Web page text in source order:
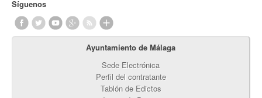
Síguenos
Ayuntamiento de Málaga
Sede Electrónica
Perfil del contratante
Tablón de Edictos